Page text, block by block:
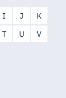
I J
K
T U
V